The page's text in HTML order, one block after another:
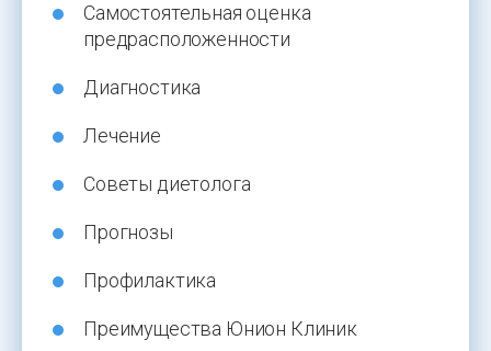
Самостоятельная оценка
предрасположенности
Диагностика
Лечение
Советы диетолога
Прогнозы
Профилактика
Преимущества Юнион Клиник